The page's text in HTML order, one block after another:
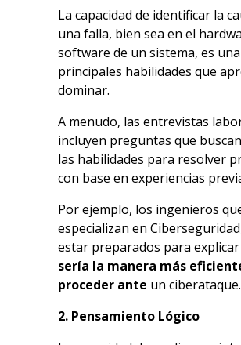
La capacidad de identificar la
una falla, bien sea en el
software de un sistema, es
principales habilidades que
dominar.
A menudo, las entrevistas
incluyen preguntas que
las habilidades para resolver
con base en experiencias
Por ejemplo, los ingenieros
especializan en
estar preparados para explicar
sería la manera más
proceder ante un ciberataque.
2. Pensamiento Lógico